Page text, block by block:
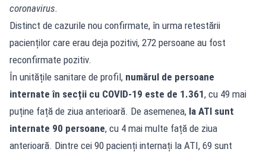
coronavirus.
Distinct de cazurile nou confirmate, în urma retestării
pacienților care erau deja pozitivi, 272 persoane au fost
reconfirmate pozitiv.
În unitățile sanitare de profil, numărul de persoane
internate în secții cu COVID-19 este de 1.361, cu 49 mai
puține față de ziua anterioară. De asemenea, la ATI sunt
internate 90 persoane, cu 4 mai multe față de ziua
anterioară. Dintre cei 90 pacienți internați la ATI, 69 sunt